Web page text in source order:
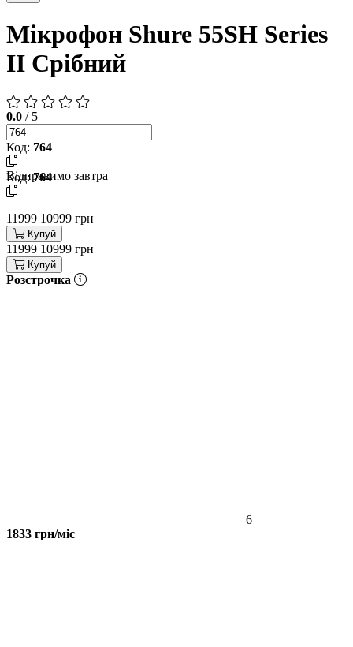
Мікрофон Shure 55SH Series
II Срібний
0.0 / 5
Код: 764
Відправимо завтра
Код:764
11999 10999 грн
Купуй
11999 10999 грн
Купуй
Розстрочка
6
1833 грн/міс